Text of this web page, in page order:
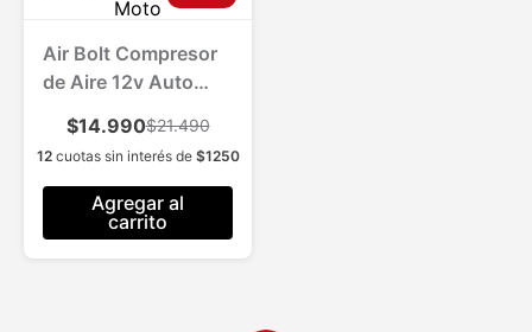
Air Bolt Compresor
de Aire 12v Auto
$14.990$21.490
12cuotas sin interés de $1250
Agregar al
carrito